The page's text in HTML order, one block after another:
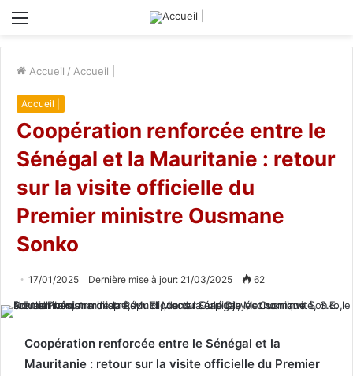
Menu
Accueil / Accueil |
Accueil |
Coopération renforcée entre le
Sénégal et la Mauritanie : retour
sur la visite officielle du
Premier ministre Ousmane
Sonko
17/01/2025 Dernière mise à jour: 21/03/2025 62
Coopération renforcée entre le Sénégal et la
Mauritanie : retour sur la visite officielle du Premier